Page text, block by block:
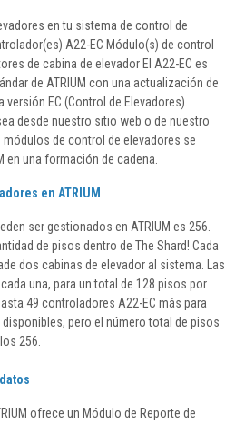
en tu sistema de control de
A22-EC Módulo(s) de control
de cabina de elevador El A22-EC es
de ATRIUM con una actualización de
EC (Control de Elevadores).
desde nuestro sitio web o de nuestro
de control de elevadores se
en una formación de cadena.
en ATRIUM
ser gestionados en ATRIUM es 256.
de pisos dentro de The Shard! Cada
dos cabinas de elevador al sistema. Las
una, para un total de 128 pisos por
49 controladores A22-EC más para
pero el número total de pisos
256.
ofrece un Módulo de Reporte de